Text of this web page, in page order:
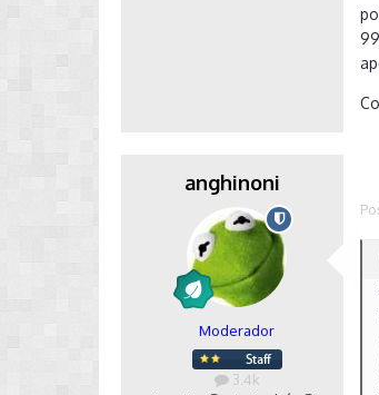
anghinoni
Moderador
3.4k